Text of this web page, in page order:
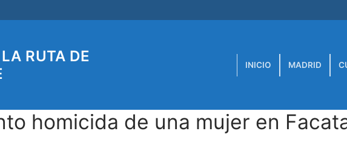
RUTA DE
INICIO MADRID
homicida de una mujer en